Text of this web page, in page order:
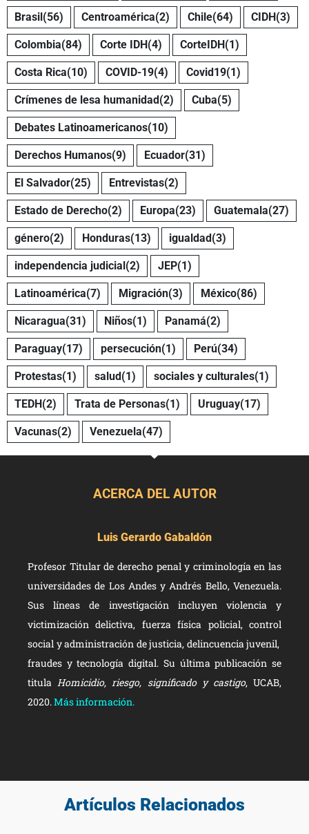
Brasil(56) Centroamérica(2) Chile(64) CIDH(3)
Colombia(84) Corte IDH(4) CorteIDH(1)
Costa Rica(10) COVID-19(4) Covid19(1)
Crímenes de lesa humanidad(2) Cuba(5)
Debates Latinoamericanos(10)
Derechos Humanos(9) Ecuador(31)
El Salvador(25) Entrevistas(2)
Estado de Derecho(2) Europa(23) Guatemala(27)
género(2) Honduras(13) igualdad(3)
independencia judicial(2) JEP(1)
Latinoamérica(7) Migración(3) México(86)
Nicaragua(31) Niños(1) Panamá(2)
Paraguay(17) persecución(1) Perú(34)
Protestas(1) salud(1) sociales y culturales(1)
TEDH(2) Trata de Personas(1) Uruguay(17)
Vacunas(2) Venezuela(47)
ACERCA DEL AUTOR
Luis Gerardo Gabaldón
Profesor Titular de derecho penal y criminología en las
universidades de Los Andes y Andrés Bello, Venezuela.
Sus líneas de investigación incluyen violencia y
victimización delictiva, fuerza física policial, control
social y administración de justicia, delincuencia juvenil,
fraudes y tecnología digital. Su última publicación se
titulaHomicidio, riesgo, significado y castigo, UCAB,
2020.Más información.
Artículos Relacionados